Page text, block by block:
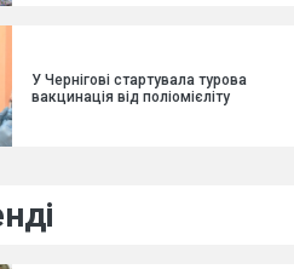
У Чернігові стартувала турова
вакцинація від поліомієліту